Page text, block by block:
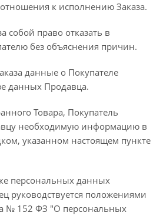
к исполнению Заказа.
собой право отказать в
без объяснения причин.
данные о Покупателе
данных Продавца.
Товара, Покупатель
необходимую информацию в
указанном настоящем пункте
персональных данных
руководствуется положениями
№ 152 ФЗ "О персональных